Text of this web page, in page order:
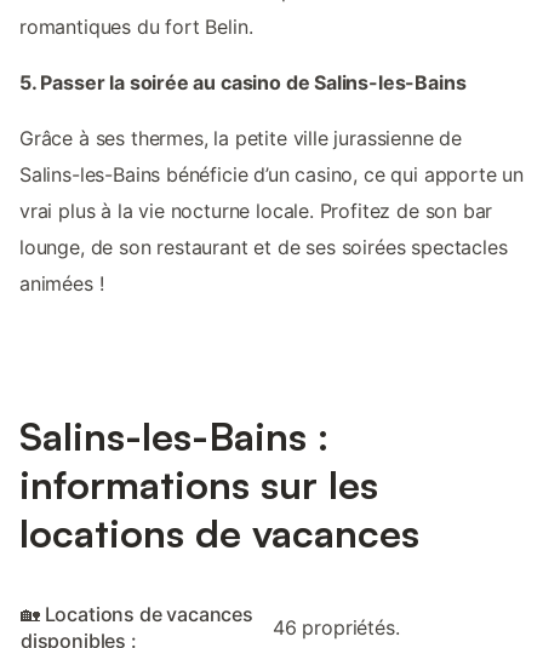
romantiques du fort Belin.
5. Passer la soirée au casino de Salins-les-Bains
Grâce à ses thermes, la petite ville jurassienne de
Salins-les-Bains bénéficie d’un casino, ce qui apporte un
vrai plus à la vie nocturne locale. Profitez de son bar
lounge, de son restaurant et de ses soirées spectacles
animées !
Salins-les-Bains :
informations sur les
locations de vacances
🏡 Locations de vacances
disponibles :
46 propriétés.